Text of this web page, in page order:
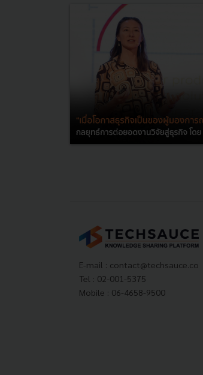
E-mail : contact@techsauce.co
Tel : 02-001-5375
Mobile : 06-4658-9500